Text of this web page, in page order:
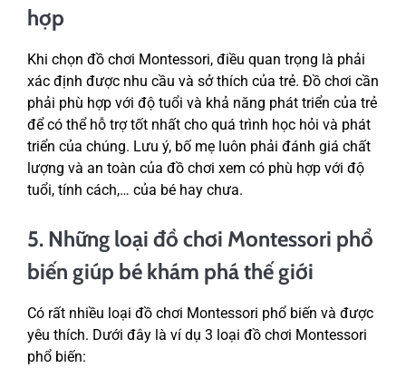
hợp
Khi chọn đồ chơi Montessori, điều quan trọng là phải
xác định được nhu cầu và sở thích của trẻ. Đồ chơi cần
phải phù hợp với độ tuổi và khả năng phát triển của trẻ
để có thể hỗ trợ tốt nhất cho quá trình học hỏi và phát
triển của chúng. Lưu ý, bố mẹ luôn phải đánh giá chất
lượng và an toàn của đồ chơi xem có phù hợp với độ
tuổi, tính cách,… của bé hay chưa.
5. Những loại đồ chơi Montessori phổ
biến giúp bé khám phá thế giới
Có rất nhiều loại đồ chơi Montessori phổ biến và được
yêu thích. Dưới đây là ví dụ 3 loại đồ chơi Montessori
phổ biến: